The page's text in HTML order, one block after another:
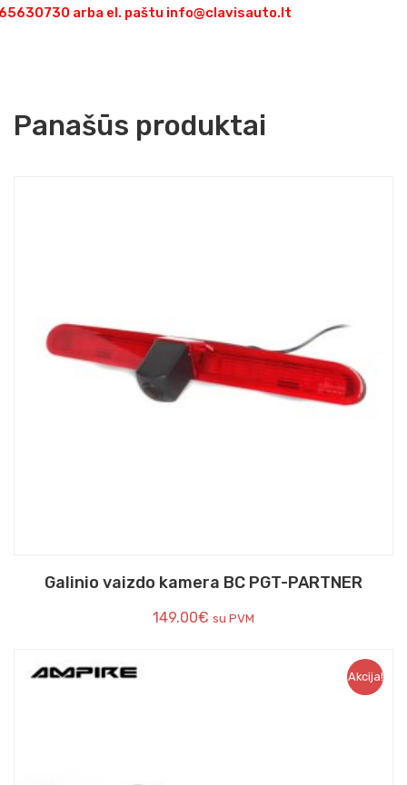
arba el. paštu info@clavisauto.lt
Panašūs produktai
Galinio vaizdo kamera BC PGT-PARTNER
149.00€ su PVM
Akcija!